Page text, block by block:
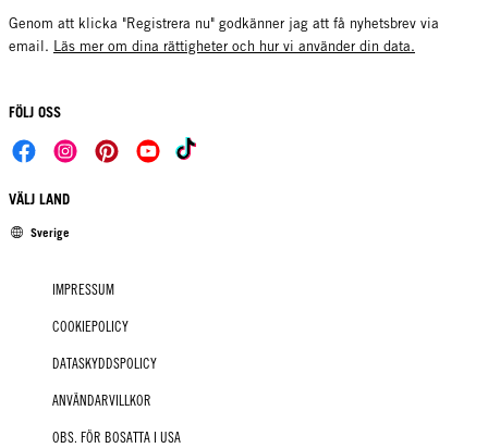
Genom att klicka "Registrera nu" godkänner jag att få nyhetsbrev via
email. Läs mer om dina rättigheter och hur vi använder din data.
FÖLJ OSS
VÄLJ LAND
Sverige
IMPRESSUM
COOKIEPOLICY
DATASKYDDSPOLICY
ANVÄNDARVILLKOR
OBS. FÖR BOSATTA I USA